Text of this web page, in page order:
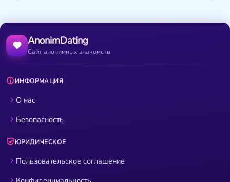
AnonimDating
Сайт анонимных знакомств
ИНФОРМАЦИЯ
О нас
Безопасность
ЮРИДИЧЕСКОЕ
Пользовательское соглашение